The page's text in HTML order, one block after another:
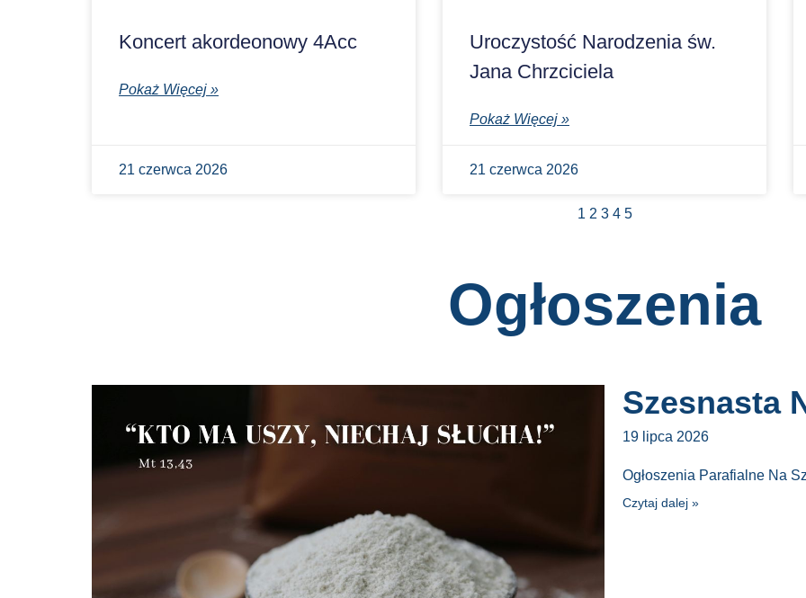
Koncert akordeonowy 4Acc
Pokaż Więcej »
21 czerwca 2026
Uroczystość Narodzenia św.
Jana Chrzciciela
Pokaż Więcej »
21 czerwca 2026
1 2 3 4 5
Ogłoszenia
Szesnasta
19 lipca 2026
Ogłoszenia Parafialne Na
Czytaj dalej »